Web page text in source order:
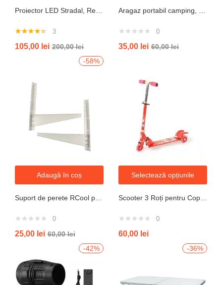
4.33din 5
3
105,00 lei 200,00lei
0
35,00 lei 60,00lei
-58%
Adaugă în coș
0
25,00 lei 60,00lei
Selectează opțiunile
0
60,00 lei
-42% -36%